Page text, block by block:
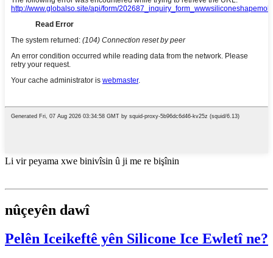
Li vir peyama xwe binivîsin û ji me re bişînin
nûçeyên dawî
Pelên Iceikeftê yên Silicone Ice Ewletî ne?